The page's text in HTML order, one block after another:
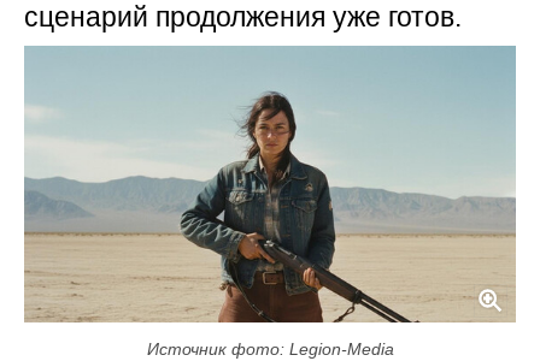
сценарий продолжения уже готов.
Источник фото: Legion-Media